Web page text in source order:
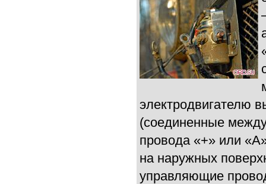
электродвигателю
(соединенные
провода «+» или
на наружных
управляющие